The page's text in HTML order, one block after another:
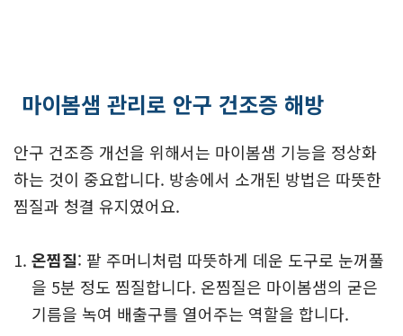
마이봄샘 관리로 안구 건조증 해방
안구 건조증 개선을 위해서는 마이봄샘 기능을 정상화
하는 것이 중요합니다. 방송에서 소개된 방법은 따뜻한
찜질과 청결 유지였어요.
온찜질: 팥 주머니처럼 따뜻하게 데운 도구로 눈꺼풀
을 5분 정도 찜질합니다. 온찜질은 마이봄샘의 굳은
기름을 녹여 배출구를 열어주는 역할을 합니다.